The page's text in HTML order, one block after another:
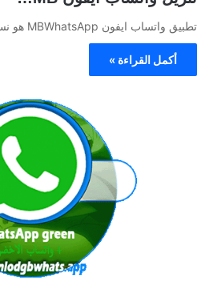
تطبيق واتساب ايفون MBWhatsApp هو نسخة معدلة…
أكمل القراءة »